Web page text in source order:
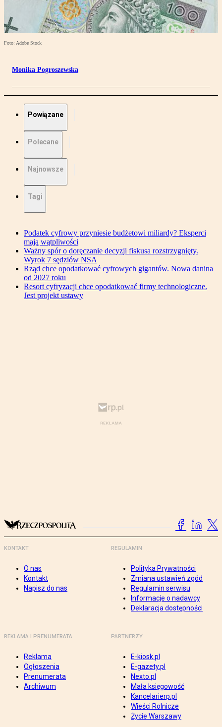
Foto: Adobe Stock
Monika Pogroszewska
Powiązane
Polecane
Najnowsze
Tagi
Podatek cyfrowy przyniesie budżetowi miliardy? Eksperci
mają wątpliwości
Ważny spór o doręczanie decyzji fiskusa rozstrzygnięty.
Wyrok 7 sędziów NSA
Rząd chce opodatkować cyfrowych gigantów. Nowa danina
od 2027 roku
Resort cyfryzacji chce opodatkować firmy technologiczne.
Jest projekt ustawy
KONTAKT
O nas
Kontakt
Napisz do nas
REGULAMIN
Polityka Prywatności
Zmiana ustawień zgód
Regulamin serwisu
Informacje o nadawcy
Deklaracja dostępności
REKLAMA I PRENUMERATA
Reklama
Ogłoszenia
Prenumerata
Archiwum
PARTNERZY
E-kiosk.pl
E-gazety.pl
Nexto.pl
Mała księgowość
Kancelarierp.pl
Wieści Rolnicze
Życie Warszawy